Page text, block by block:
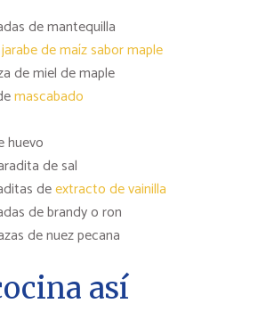
de mantequilla
jarabe de maíz sabor maple
de miel de maple
mascabado
huevo
de sal
deextracto de vainilla
de brandy o ron
de nuez pecana
así